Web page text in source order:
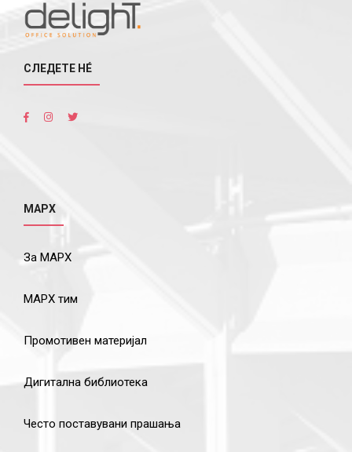
СЛЕДЕТЕ НÉ
МАРХ
За МАРХ
МАРХ тим
Промотивен материјал
Дигитална библиотека
Често поставувани прашања